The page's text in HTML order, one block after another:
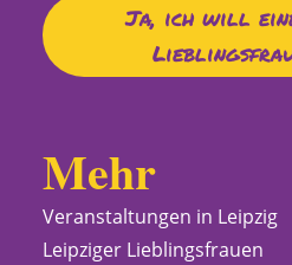
Ja, ich will
Mehr
Veranstaltungen in Leipzig
Leipziger Lieblingsfrauen